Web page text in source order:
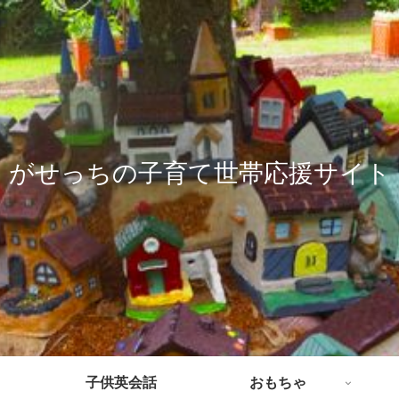
がせっちの子育て世帯応援サイト
子供英会話 おもちゃ